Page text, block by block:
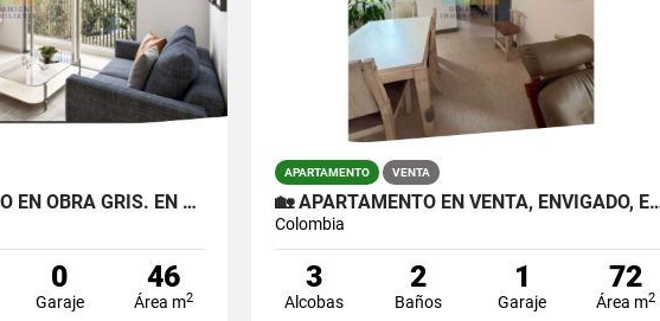
VENTA APARTAMENTO EN OBRA GRIS. EN RIONEGRO
0
Garaje
46
Área m2
APARTAMENTO VENTA
🏡 APARTAMENTO EN VENTA,
Colombia
3
Alcobas
2
Baños
1
Garaje
72
Área m2